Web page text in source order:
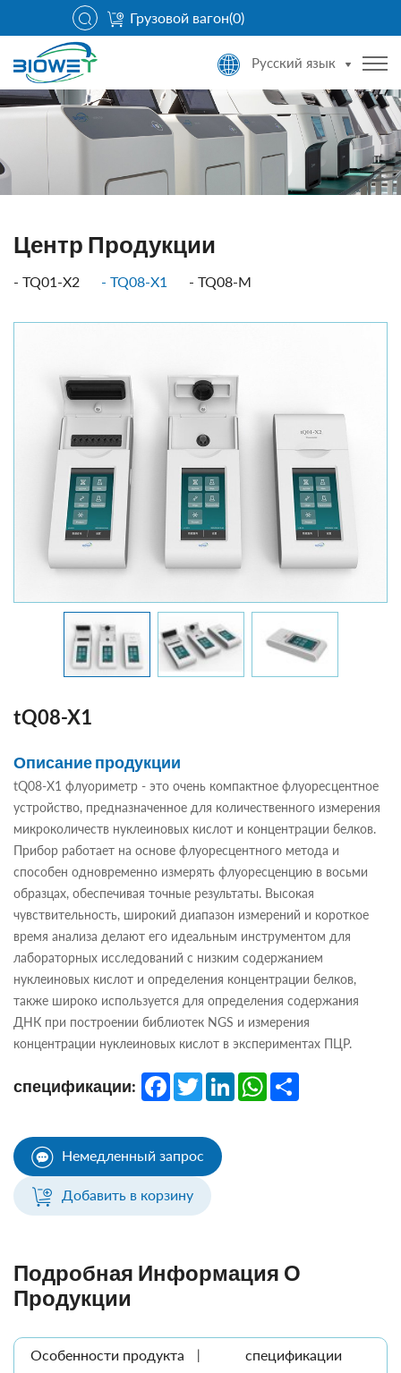
Грузовой вагон(0)
Русский язык
Центр Продукции
TQ01-X2 TQ08-X1 TQ08-M
tQ08-X1
Описание продукции
tQ08-X1 флуориметр - это очень компактное флуоресцентное
устройство, предназначенное для количественного измерения
микроколичеств нуклеиновых кислот и концентрации белков.
Прибор работает на основе флуоресцентного метода и
способен одновременно измерять флуоресценцию в восьми
образцах, обеспечивая точные результаты. Высокая
чувствительность, широкий диапазон измерений и короткое
время анализа делают его идеальным инструментом для
лабораторных исследований с низким содержанием
нуклеиновых кислот и определения концентрации белков,
также широко используется для определения содержания
ДНК при построении библиотек NGS и измерения
концентрации нуклеиновых кислот в экспериментах ПЦР.
спецификации: FacebookTwitterLinkedInWhatsApp
Немедленный запрос
Добавить в корзину
Подробная Информация О
Продукции
Особенности продукта
спецификации